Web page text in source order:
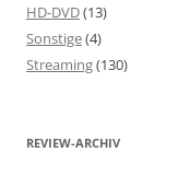
HD-DVD(13)
Sonstige(4)
Streaming(130)
REVIEW-ARCHIV